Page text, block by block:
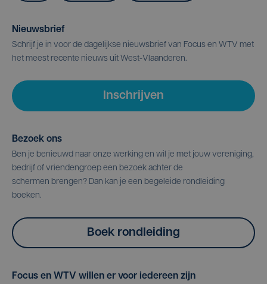
Nieuwsbrief
Schrijf je in voor de dagelijkse nieuwsbrief van Focus en WTV met
het meest recente nieuws uit West-Vlaanderen.
Inschrijven
Bezoek ons
Ben je benieuwd naar onze werking en wil je met jouw vereniging,
bedrijf of vriendengroep een bezoek achter de
schermen brengen? Dan kan je een begeleide rondleiding
boeken.
Boek rondleiding
Focus en WTV willen er voor iedereen zijn